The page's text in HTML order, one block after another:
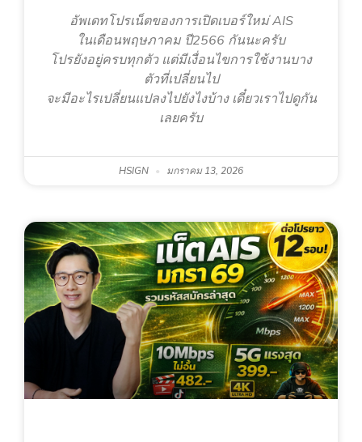
อัพเดทโปรเน็ตของการเปิดเบอร์ใหม่ AIS
ในเดือนพฤษภาคม ปี2566 กันนะครับ
โปรยังอยู่ครบทุกตัว แต่มีเงื่อนไขการใช้งานบาง
ตัวที่เปลี่ยนไป
จะมีอะไรเปลี่ยนแปลงไปยังไงบ้าง เดี๋ยวเราไปดูกัน
เลยครับ
HSIGN มกราคม 13, 2026